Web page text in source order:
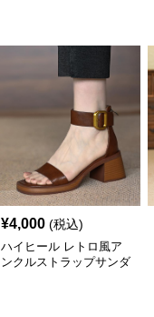
¥4,000 (税込)
ハイヒール レトロ風ア
ンクルストラップサンダ